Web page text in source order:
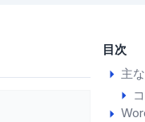
目次
主